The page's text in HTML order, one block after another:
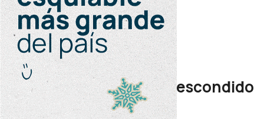
Turismo
Postales Neuquinas
Ruca Choroi, el tesoro escondido
que brilla en invierno